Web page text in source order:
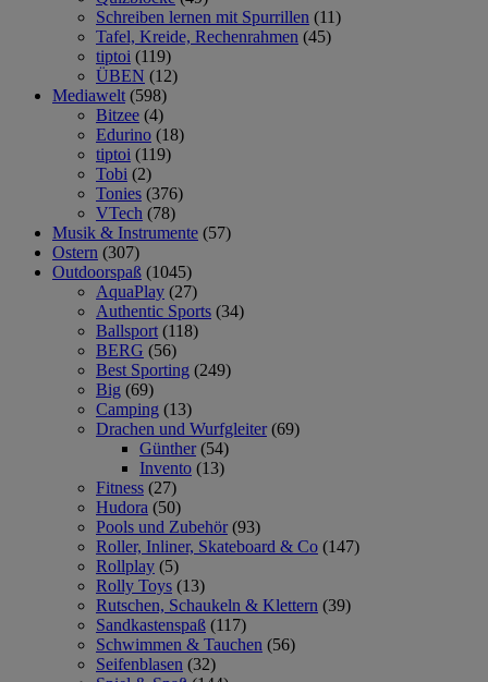
Schreiben lernen mit Spurrillen (11)
Tafel, Kreide, Rechenrahmen (45)
tiptoi (119)
ÜBEN (12)
Mediawelt (598)
Bitzee (4)
Edurino (18)
tiptoi (119)
Tobi (2)
Tonies (376)
VTech (78)
Musik & Instrumente (57)
Ostern (307)
Outdoorspaß (1045)
AquaPlay (27)
Authentic Sports (34)
Ballsport (118)
BERG (56)
Best Sporting (249)
Big (69)
Camping (13)
Drachen und Wurfgleiter (69)
Günther (54)
Invento (13)
Fitness (27)
Hudora (50)
Pools und Zubehör (93)
Roller, Inliner, Skateboard & Co (147)
Rollplay (5)
Rolly Toys (13)
Rutschen, Schaukeln & Klettern (39)
Sandkastenspaß (117)
Schwimmen & Tauchen (56)
Seifenblasen (32)